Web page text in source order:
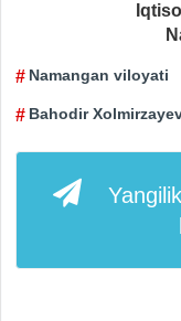
Namangan viloyati
Bahodir